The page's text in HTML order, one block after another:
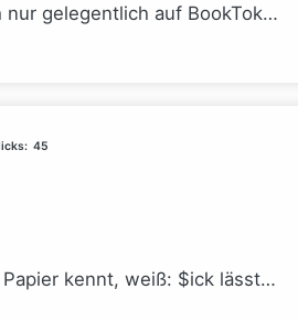
gelegentlich auf BookTok…
45
kennt, weiß: $ick lässt…